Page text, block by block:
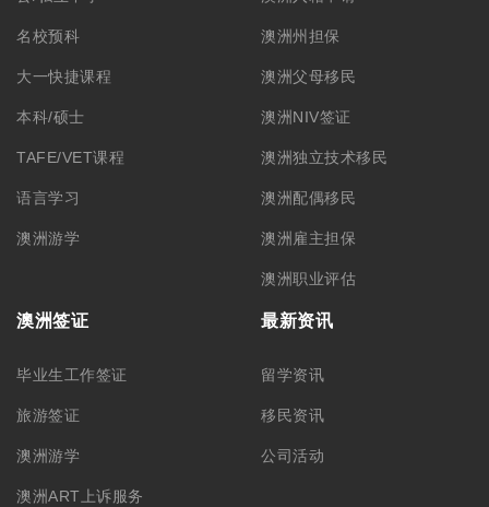
名校预科
大一快捷课程
本科/硕士
TAFE/VET课程
语言学习
澳洲游学
澳洲州担保
澳洲父母移民
澳洲NIV签证
澳洲独立技术移民
澳洲配偶移民
澳洲雇主担保
澳洲职业评估
澳洲签证
毕业生工作签证
旅游签证
澳洲游学
澳洲ART上诉服务
最新资讯
留学资讯
移民资讯
公司活动